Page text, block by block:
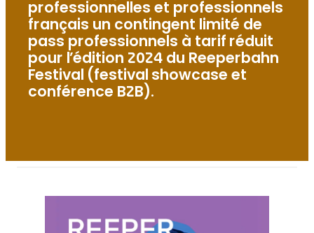
professionnelles et professionnels
français un contingent limité de
pass professionnels à tarif réduit
pour l’édition 2024 du Reeperbahn
Festival (festival showcase et
conférence B2B).